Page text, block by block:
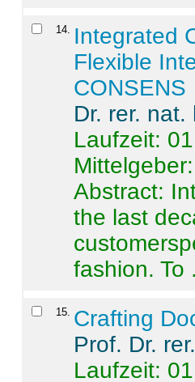
14
Integrated
Flexible
CONSENS
Dr. rer.
Laufzeit:
Abstract:
the last
fashion. To
15 Crafting
Prof. Dr.
Laufzeit: